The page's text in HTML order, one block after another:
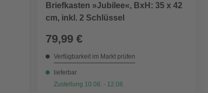
Briefkasten »Jubilee«, BxH: 35 x 42
cm, inkl. 2 Schlüssel
79,99 €
Verfügbarkeit im Markt prüfen
lieferbar
Zustellung 10.08. - 12.08.